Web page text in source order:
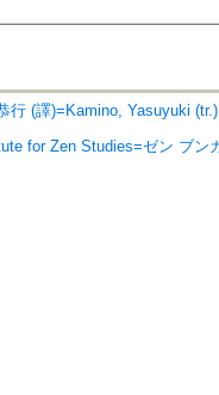
行 (譯)=Kamino, Yasuyuki (tr.)
for Zen Studies=ゼン ブン